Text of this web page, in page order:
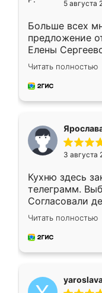
5 августа
Больше всех
предложение
Елены
короткие
для замера
предложил по
Читать полностью
3 августа
Кухню здесь
телеграмм.
Согласовали
недели кухня
довольны
мебель за
Читать полностью